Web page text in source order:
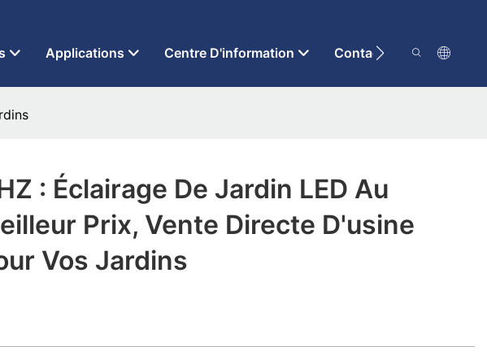
Applications Centre D'information Contactez-Nous
: Éclairage De Jardin LED Au
Prix, Vente Directe D'usine
Vos Jardins